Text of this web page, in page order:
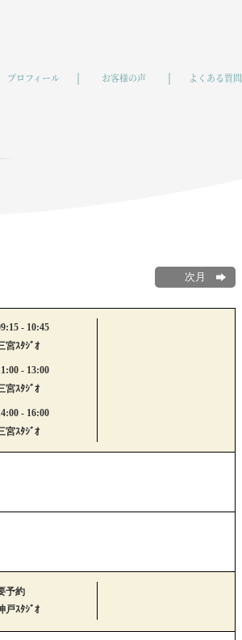
プロフィール お客様の声 よくある質問
次月
- 10:45
宮ｽﾀｼﾞｵ
- 13:00
宮ｽﾀｼﾞｵ
- 16:00
宮ｽﾀｼﾞｵ
予約
戸ｽﾀｼﾞｵ